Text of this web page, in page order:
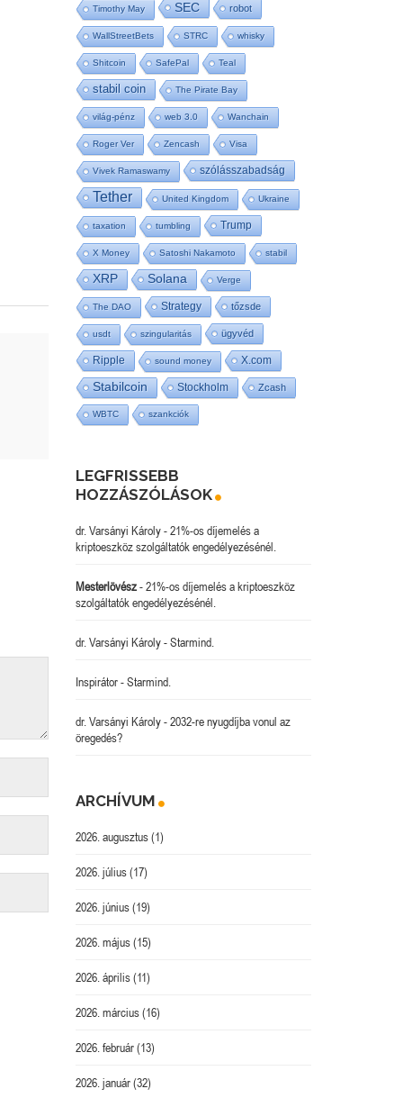
Timothy May SEC robot
WallStreetBets STRC whisky
Shitcoin SafePal Teal
stabil coin The Pirate Bay
világ-pénz web 3.0 Wanchain
Roger Ver Zencash Visa
Vivek Ramaswamy szólásszabadság
Tether United Kingdom Ukraine
taxation tumbling Trump
X Money Satoshi Nakamoto stabil
XRP Solana Verge
The DAO Strategy tőzsde
usdt szingularitás ügyvéd
Ripple sound money X.com
Stabilcoin Stockholm Zcash
WBTC szankciók
LEGFRISSEBB
HOZZÁSZÓLÁSOK
dr. Varsányi Károly-21%-os díjemelés a
kriptoeszköz szolgáltatók engedélyezésénél.
Mesterlövész-21%-os díjemelés a kriptoeszköz
szolgáltatók engedélyezésénél.
dr. Varsányi Károly-Starmind.
Inspirátor-Starmind.
dr. Varsányi Károly-2032-re nyugdíjba vonul az
öregedés?
ARCHÍVUM
2026. augusztus(1)
2026. július(17)
2026. június(19)
2026. május(15)
2026. április(11)
2026. március(16)
2026. február(13)
2026. január(32)